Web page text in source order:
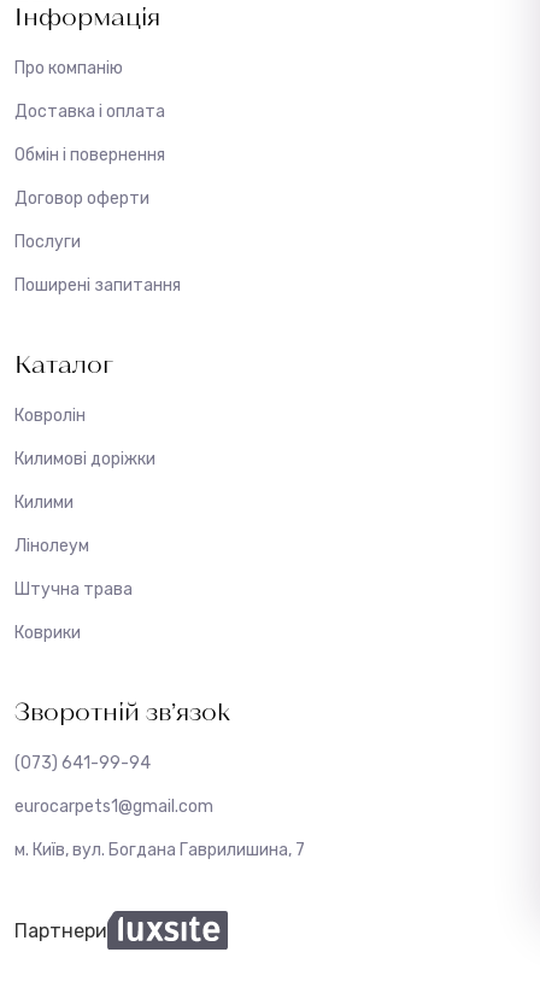
Інформація
Про компанію
Доставка і оплата
Обмін і повернення
Договор оферти
Послуги
Поширені запитання
Каталог
Ковролін
Килимові доріжки
Килими
Лінолеум
Штучна трава
Коврики
Зворотній зв’язок
(073) 641-99-94
eurocarpets1@gmail.com
м. Київ, вул. Богдана Гаврилишина, 7
Партнери